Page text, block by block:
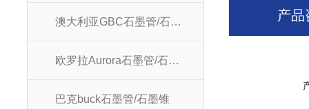
澳大利亚GBC石墨管/石墨锥
欧罗拉Aurora石墨管/石墨锥
巴克buck石墨管/石墨锥
产品